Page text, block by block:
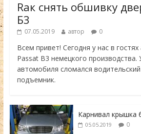
Rак снять обшивку
Б3
07.05.2019 автор 0
Всем привет! Сегодня у нас в
Passat B3 немецкого производства.
автомобиля сломался
подъемник.
Карнивал крышка
05.05.2019 0